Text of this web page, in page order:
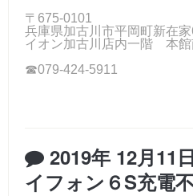
〒675-0101
兵庫県加古川市平岡町新在家
イオン加古川店内一階 本
☎079-424-5911
2019年 12月11
イフォン６S充電